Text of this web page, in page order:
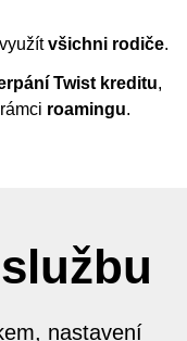
všichni rodiče.
Twist kreditu,
roamingu.
nastavení